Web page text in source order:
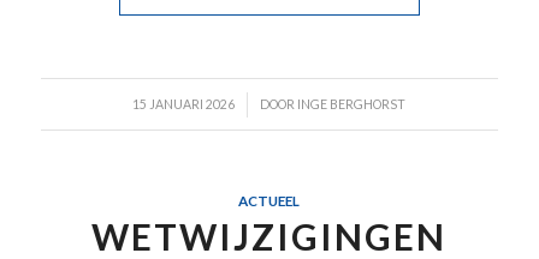
15 JANUARI 2026
/ DOOR INGE BERGHORST
ACTUEEL
WETWIJZIGINGEN